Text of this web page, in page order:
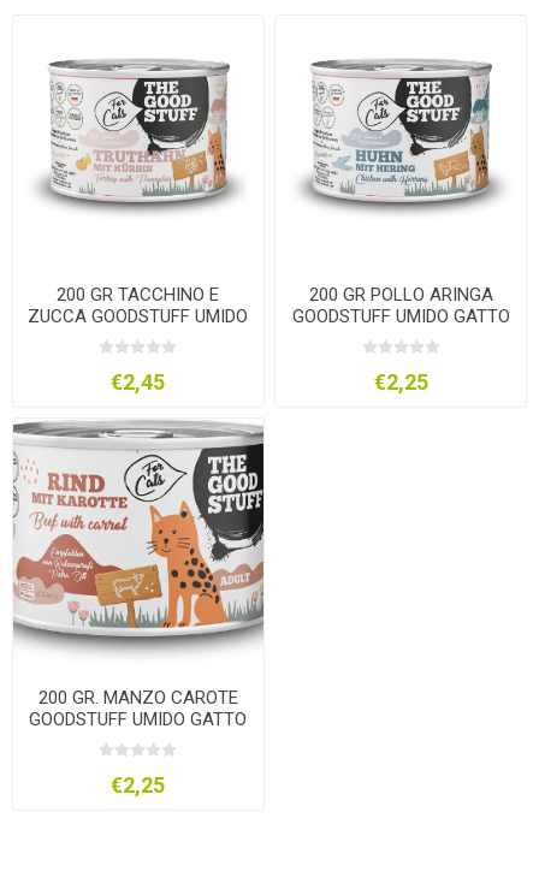
200 GR TACCHINO E
ZUCCA GOODSTUFF UMIDO
GATTO
€2,45
200 GR POLLO ARINGA
GOODSTUFF UMIDO GATTO
€2,25
200 GR. MANZO CAROTE
GOODSTUFF UMIDO GATTO
€2,25